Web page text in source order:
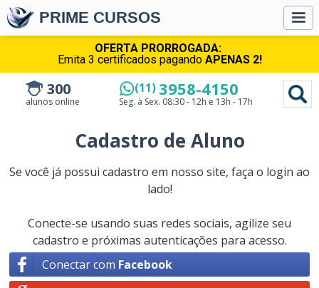
OFERTA PRORROGADA:
Emita 3 certificados pagando APENAS 2!
PRIME CURSOS
300
alunos online
(11) 3958-4150
Seg. à Sex. 08:30 - 12h e 13h - 17h
Cadastro de Aluno
Se você já possui cadastro em nosso site, faça o login ao
lado!
Conecte-se usando suas redes sociais, agilize seu
cadastro e próximas autenticações para acesso.
Conectar com Facebook